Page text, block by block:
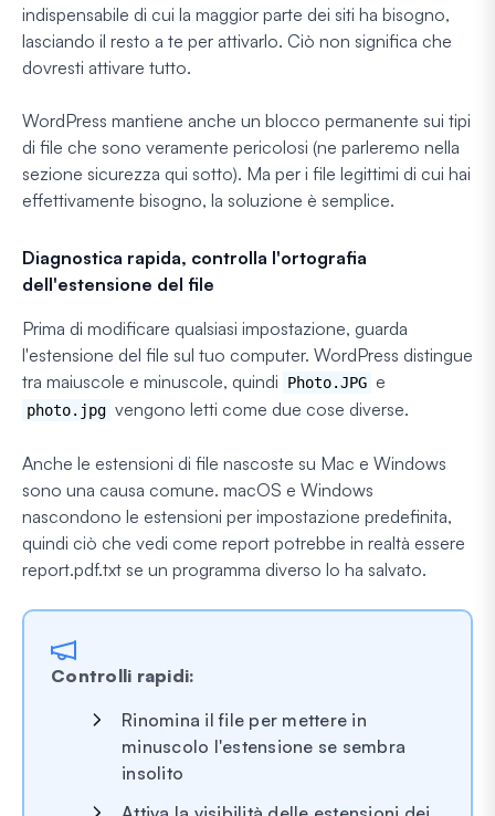
indispensabile di cui la maggior parte dei siti ha bisogno,
lasciando il resto a te per attivarlo. Ciò non significa che
dovresti attivare tutto.
WordPress mantiene anche un blocco permanente sui tipi
di file che sono veramente pericolosi (ne parleremo nella
sezione sicurezza qui sotto). Ma per i file legittimi di cui hai
effettivamente bisogno, la soluzione è semplice.
Diagnostica rapida, controlla l'ortografia
dell'estensione del file
Prima di modificare qualsiasi impostazione, guarda
l'estensione del file sul tuo computer. WordPress distingue
tra maiuscole e minuscole, quindi
Photo.JPG e
photo.jpg vengono letti come due cose diverse.
Anche le estensioni di file nascoste su Mac e Windows
sono una causa comune. macOS e Windows
nascondono le estensioni per impostazione predefinita,
quindi ciò che vedi come report potrebbe in realtà essere
report.pdf.txt se un programma diverso lo ha salvato.
Controlli rapidi:
Rinomina il file per mettere in
minuscolo l'estensione se sembra
insolito